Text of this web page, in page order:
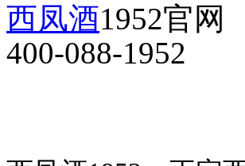
西凤酒1952官网
400-088-1952